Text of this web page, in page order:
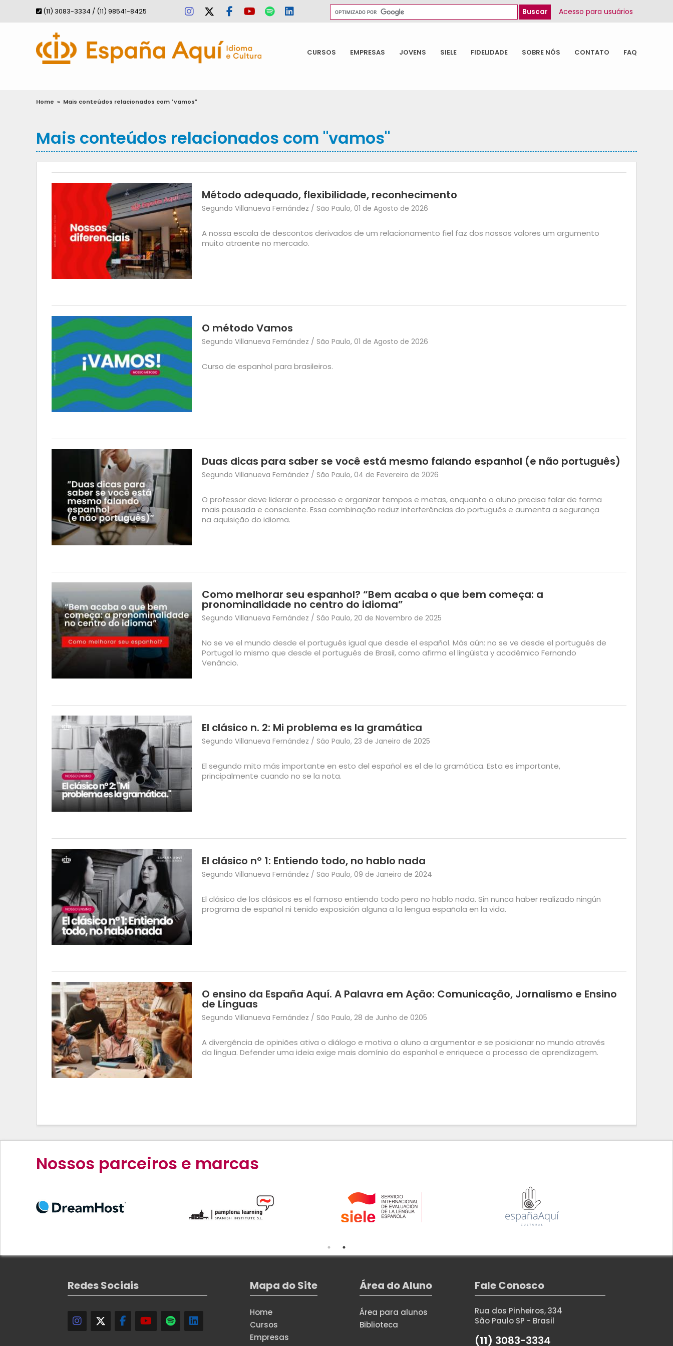
(11) 3083-3334 / (11) 98541-8425 Acesso para usuários
CURSOS EMPRESAS JOVENS SIELE FIDELIDADE SOBRE NÓS CONTATO FAQ
Home » Mais conteúdos relacionados com "vamos"
Mais conteúdos relacionados com "vamos"
Método adequado, flexibilidade, reconhecimento
Segundo Villanueva Fernández / São Paulo, 01 de Agosto de 2026
A nossa escala de descontos derivados de um relacionamento fiel faz dos nossos valores um argumento
muito atraente no mercado.
O método Vamos
Segundo Villanueva Fernández / São Paulo, 01 de Agosto de 2026
Curso de espanhol para brasileiros.
Duas dicas para saber se você está mesmo falando espanhol (e não português)
Segundo Villanueva Fernández / São Paulo, 04 de Fevereiro de 2026
O professor deve liderar o processo e organizar tempos e metas, enquanto o aluno precisa falar de forma
mais pausada e consciente. Essa combinação reduz interferências do português e aumenta a segurança
na aquisição do idioma.
Como melhorar seu espanhol? “Bem acaba o que bem começa: a
pronominalidade no centro do idioma”
Segundo Villanueva Fernández / São Paulo, 20 de Novembro de 2025
No se ve el mundo desde el portugués igual que desde el español. Más aún: no se ve desde el portugués de
Portugal lo mismo que desde el portugués de Brasil, como afirma el lingüista y académico Fernando
Venâncio.
El clásico n. 2: Mi problema es la gramática
Segundo Villanueva Fernández / São Paulo, 23 de Janeiro de 2025
El segundo mito más importante en esto del español es el de la gramática. Esta es importante,
principalmente cuando no se la nota.
El clásico nº 1: Entiendo todo, no hablo nada
Segundo Villanueva Fernández / São Paulo, 09 de Janeiro de 2024
El clásico de los clásicos es el famoso entiendo todo pero no hablo nada. Sin nunca haber realizado ningún
programa de español ni tenido exposición alguna a la lengua española en la vida.
O ensino da España Aquí. A Palavra em Ação: Comunicação, Jornalismo e Ensino
de Línguas
Segundo Villanueva Fernández / São Paulo, 28 de Junho de 0205
A divergência de opiniões ativa o diálogo e motiva o aluno a argumentar e se posicionar no mundo através
da língua. Defender uma ideia exige mais domínio do espanhol e enriquece o processo de aprendizagem.
Nossos parceiros e marcas
Redes Sociais Mapa do Site
Home
Cursos
Empresas
Área do Aluno
Área para alunos
Biblioteca
Fale Conosco
Rua dos Pinheiros, 334
São Paulo SP - Brasil
(11) 3083-3334